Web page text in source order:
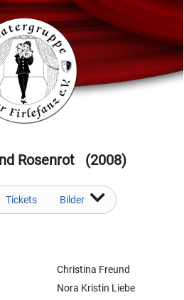
Ro­sen­rot (2008)
Tickets Bilder
Christina Freund
Nora Kristin Liebe